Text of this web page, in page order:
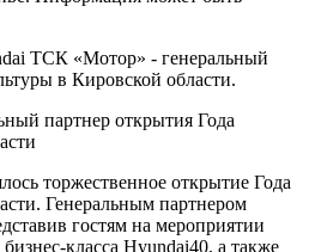
в Кировской области.
Генеральным партнером
гостям на мероприятии
класса Hyundai40, а также